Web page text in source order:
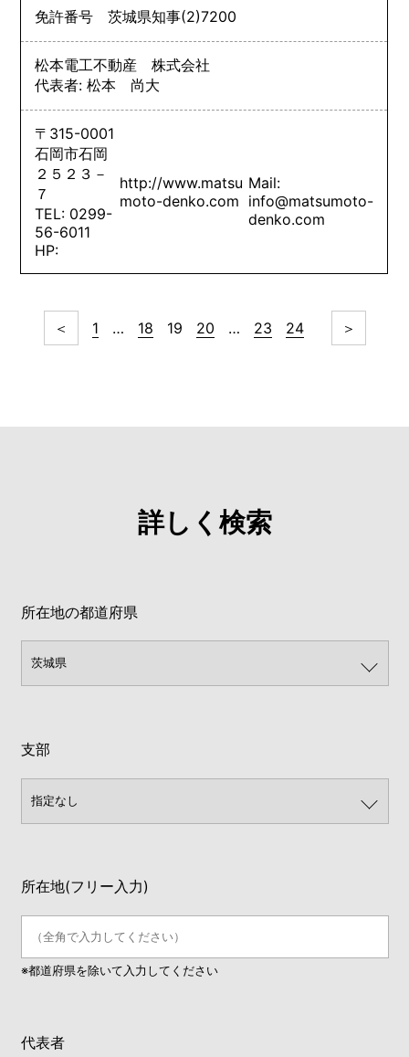
免許番号茨城県知事(2)7200
松本電工不動産 株式会社
代表者: 松本 尚大
〒315-0001
石岡市石岡
２５２３－
７
TEL: 0299-
56-6011
HP:
http://www.matsu
moto-denko.com
Mail:
info@matsumoto-
denko.com
＜ 1 … 18 19 20 … 23 24 ＞
詳しく検索
所在地の都道府県
支部
所在地(フリー入力)
※都道府県を除いて入力してください
代表者